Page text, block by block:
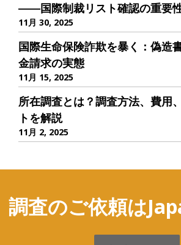
――国際制裁リスト確認の重要
11月 30, 2025
国際生命保険詐欺を暴く：偽造
金請求の実態
11月 15, 2025
所在調査とは？調査方法、費用
トを解説
11月 2, 2025
調査のご依頼は